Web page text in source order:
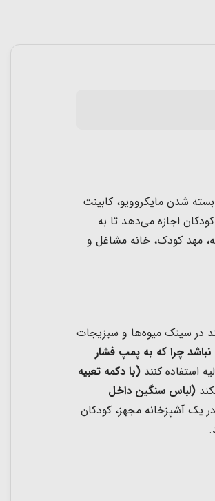
شدن مایکروویو، کابینت
اجازه می‌دهد تا به
آشپزخانه مجهز برای نقش بازی و خاله بازی کودکان 3 سال به بالا در خانه، مهد کودک، خانه مشاغل و
در سینک میوه‌ها و سبزیجات
چرا که به پمپ فشار
استفاده کنند (با دکمه تعبیه
(لباس سنگین داخل
یک آشپزخانه مجهز، کودکان